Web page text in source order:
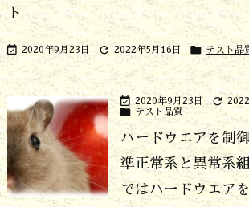
ト
 2020年9月23日  2022年5月16日  テスト品
 2020年9月23日 
 テスト品質
ハードウエアを制
準正常系と異常系
ではハードウエア